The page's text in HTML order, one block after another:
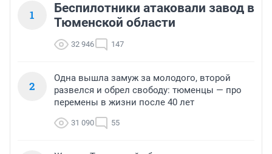
1
Беспилотники атаковали завод в
Тюменской области
32 946 147
2
Одна вышла замуж за молодого, второй
развелся и обрел свободу: тюменцы — про
перемены в жизни после 40 лет
31 090 55